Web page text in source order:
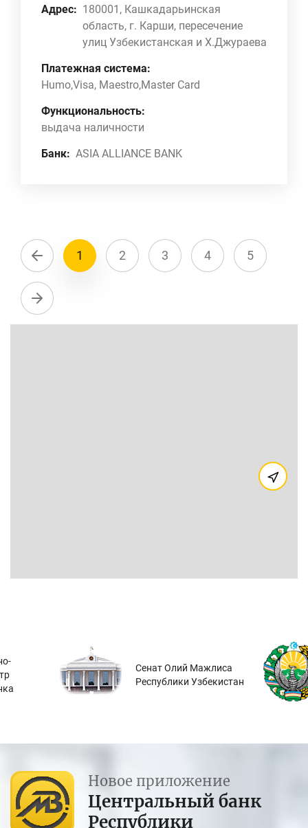
Адрес: 180001, Кашкадарьинская
область, г. Карши, пересечение
улиц Узбекистанская и Х.Джураева
Платежная система:
Humo,Visa, Maestro,Master Card
Функциональность:
выдача наличности
Банк: ASIA ALLIANCE BANK
1 2 3 4 5
Сенат Олий Мажлиса
Республики Узбекистан
Новое приложение
Центральный банк
Республики